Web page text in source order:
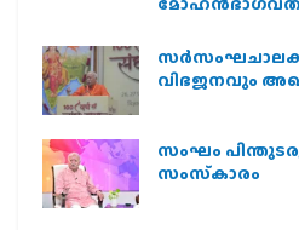
വിഭജനവും
സംഘം
സംസ്‌കാരം